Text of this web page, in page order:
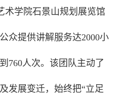
术学院石景山规划展览馆
众提供讲解服务达2000小
760人次。该团队主动了
发展变迁，始终把“立足